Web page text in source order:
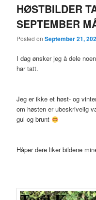
HØSTBILDER
SEPTEMBER
Posted onSeptember 21,
I dag ønsker jeg å dele
har tatt.
Jeg er ikke et høst- og
om høsten er ubeskrivelig
gul og brunt
Håper dere liker bildene